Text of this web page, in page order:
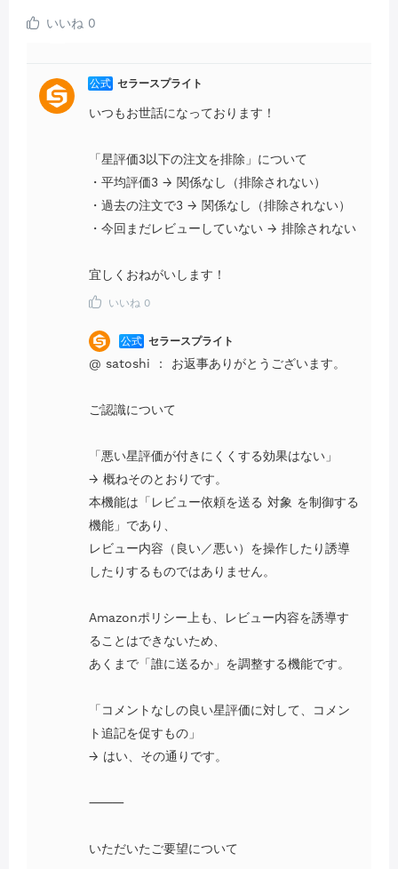
いいね 0
公式 セラースプライト
いつもお世話になっております！
「星評価3以下の注文を排除」について
・平均評価3 → 関係なし（排除されない）
・過去の注文で3 → 関係なし（排除されない）
・今回まだレビューしていない → 排除されない
宜しくおねがいします！
いいね 0
公式 セラースプライト
@ satoshi ： お返事ありがとうございます。
ご認識について
「悪い星評価が付きにくくする効果はない」
→ 概ねそのとおりです。
本機能は「レビュー依頼を送る 対象 を制御する
機能」であり、
レビュー内容（良い／悪い）を操作したり誘導
したりするものではありません。
Amazonポリシー上も、レビュー内容を誘導す
ることはできないため、
あくまで「誰に送るか」を調整する機能です。
「コメントなしの良い星評価に対して、コメン
ト追記を促すもの」
→ はい、その通りです。
⸻
いただいたご要望について